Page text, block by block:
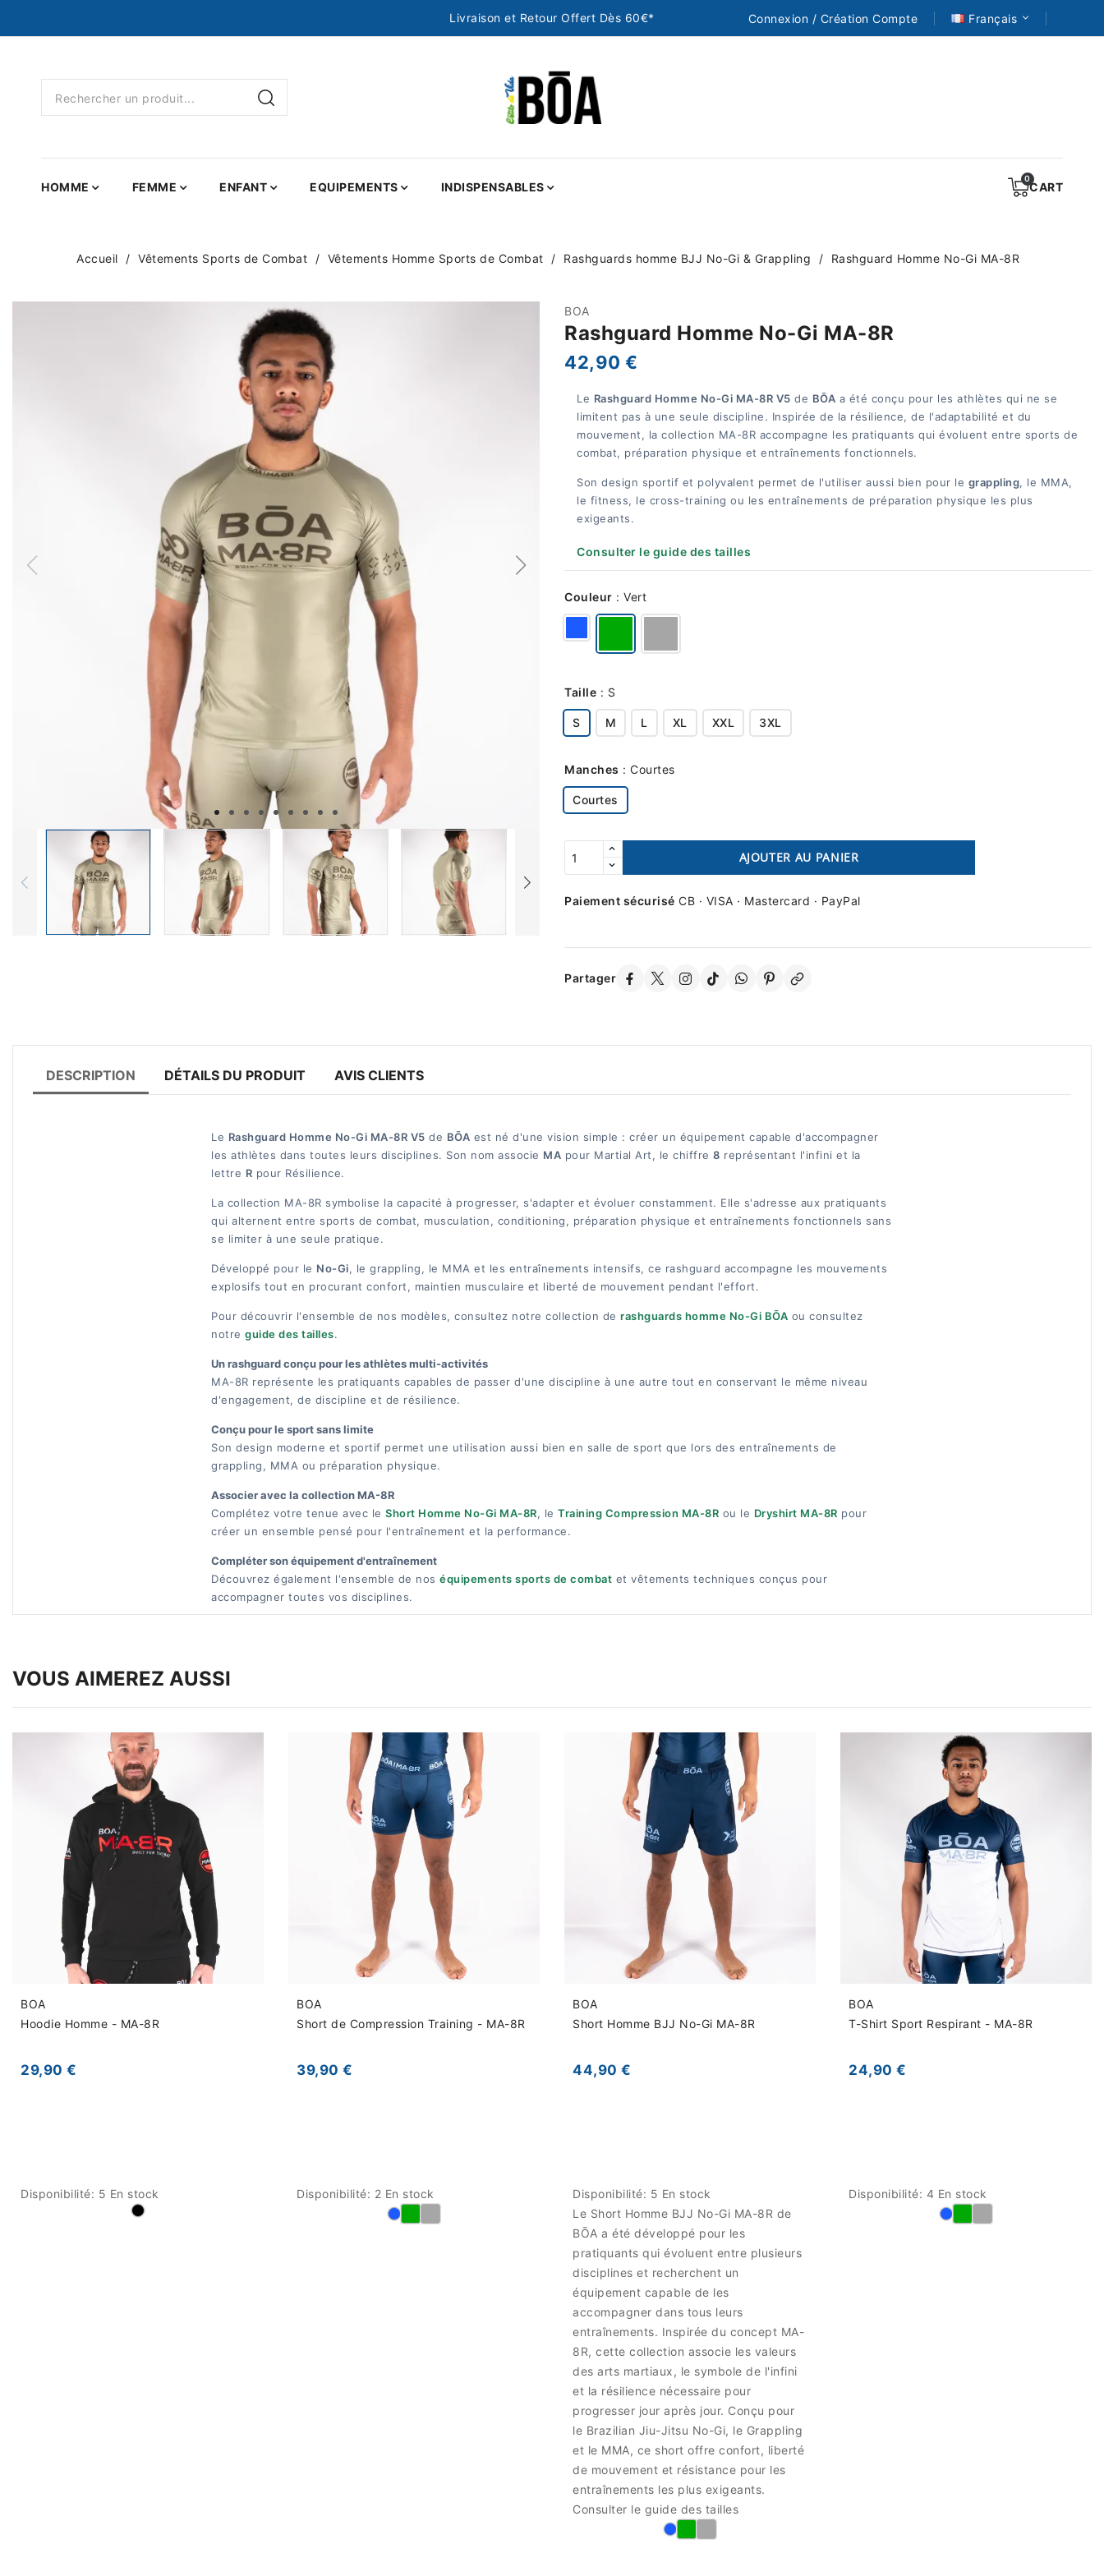
Livraison et Retour Offert Dès 60€* Connexion / Création Compte Français
HOMME FEMME ENFANT EQUIPEMENTS INDISPENSABLES CART
Accueil Vêtements Sports de Combat Vêtements Homme Sports de Combat Rashguards homme BJJ No-Gi & Grappling Rashguard Homme No-Gi MA-8R
BOA
Rashguard Homme No-Gi MA-8R
42,90 €
Le Rashguard Homme No-Gi MA-8R V5 de BŌA a été conçu pour les athlètes qui ne se
limitent pas à une seule discipline. Inspirée de la résilience, de l'adaptabilité et du
mouvement, la collection MA-8R accompagne les pratiquants qui évoluent entre sports de
combat, préparation physique et entraînements fonctionnels.
Son design sportif et polyvalent permet de l'utiliser aussi bien pour le grappling, le MMA,
le fitness, le cross-training ou les entraînements de préparation physique les plus
exigeants.
Consulter le guide des tailles
Couleur : Vert
Taille : S
S M L XL XXL 3XL
Manches : Courtes
Courtes
AJOUTER AU PANIER
Paiement sécurisé CB · VISA · Mastercard · PayPal
Partager
DESCRIPTION DÉTAILS DU PRODUIT AVIS CLIENTS
Le Rashguard Homme No-Gi MA-8R V5 de BŌA est né d'une vision simple : créer un équipement capable d'accompagner
les athlètes dans toutes leurs disciplines. Son nom associe MA pour Martial Art, le chiffre 8 représentant l'infini et la
lettre R pour Résilience.
La collection MA-8R symbolise la capacité à progresser, s'adapter et évoluer constamment. Elle s'adresse aux pratiquants
qui alternent entre sports de combat, musculation, conditioning, préparation physique et entraînements fonctionnels sans
se limiter à une seule pratique.
Développé pour le No-Gi, le grappling, le MMA et les entraînements intensifs, ce rashguard accompagne les mouvements
explosifs tout en procurant confort, maintien musculaire et liberté de mouvement pendant l'effort.
Pour découvrir l'ensemble de nos modèles, consultez notre collection de rashguards homme No-Gi BŌA ou consultez
notre guide des tailles.
Un rashguard conçu pour les athlètes multi-activités
MA-8R représente les pratiquants capables de passer d'une discipline à une autre tout en conservant le même niveau
d'engagement, de discipline et de résilience.
Conçu pour le sport sans limite
Son design moderne et sportif permet une utilisation aussi bien en salle de sport que lors des entraînements de
grappling, MMA ou préparation physique.
Associer avec la collection MA-8R
Complétez votre tenue avec le Short Homme No-Gi MA-8R, le Training Compression MA-8R ou le Dryshirt MA-8R pour
créer un ensemble pensé pour l'entraînement et la performance.
Compléter son équipement d'entraînement
Découvrez également l'ensemble de nos équipements sports de combat et vêtements techniques conçus pour
accompagner toutes vos disciplines.
VOUS AIMEREZ AUSSI
BOA
Hoodie Homme - MA-8R
29,90 €
Disponibilité: 5 En stock
BOA
Short de Compression Training - MA-8R
39,90 €
Disponibilité: 2 En stock
BOA
Short Homme BJJ No-Gi MA-8R
44,90 €
Disponibilité: 5 En stock
Le Short Homme BJJ No-Gi MA-8R de
BŌA a été développé pour les
pratiquants qui évoluent entre plusieurs
disciplines et recherchent un
équipement capable de les
accompagner dans tous leurs
entraînements. Inspirée du concept MA-
8R, cette collection associe les valeurs
des arts martiaux, le symbole de l'infini
et la résilience nécessaire pour
progresser jour après jour. Conçu pour
le Brazilian Jiu-Jitsu No-Gi, le Grappling
et le MMA, ce short offre confort, liberté
de mouvement et résistance pour les
entraînements les plus exigeants.
Consulter le guide des tailles
BOA
T-Shirt Sport Respirant - MA-8R
24,90 €
Disponibilité: 4 En stock